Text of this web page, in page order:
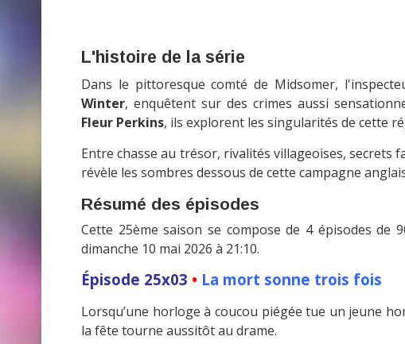
L'histoire de la série
Dans le pittoresque comté de Midsomer,
Winter, enquêtent sur des crimes aussi
Fleur Perkins, ils explorent les singularités de cette
Entre chasse au trésor, rivalités villageoises, secrets
révèle les sombres dessous de cette campagne
Résumé des épisodes
Cette 25ème saison se compose de 4 épisodes de
dimanche 10 mai 2026 à 21:10.
Épisode 25x03 • La mort sonne trois fois
Lorsqu’une horloge à coucou piégée tue un jeune
la fête tourne aussitôt au drame.